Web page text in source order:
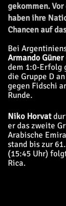
gekommen.
haben ihre
Chancen auf
Bei
Armando Güner
dem 1:0-Erfolg
die Gruppe D
gegen Fidschi
Runde.
Niko Horvat
er das zweite
Arabische
stand bis zur
(15:45 Uhr)
Rica.